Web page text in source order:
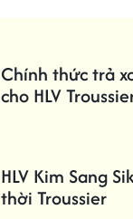
Chính thức trả
cho HLV
HLV Kim Sang
thời Troussier